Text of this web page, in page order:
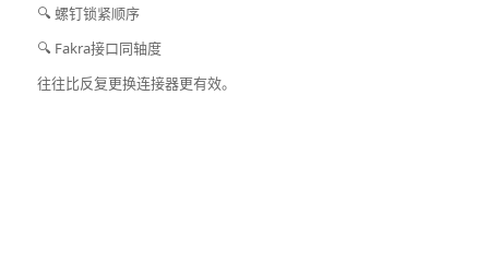
🔍 螺钉锁紧顺序
🔍 Fakra接口同轴度
往往比反复更换连接器更有效。